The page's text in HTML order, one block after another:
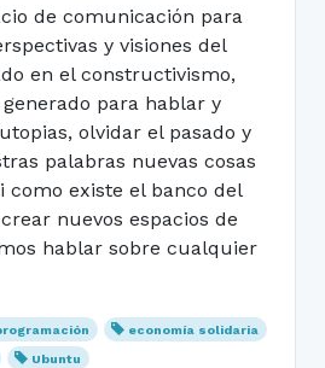
de comunicación para
y visiones del
en el constructivismo,
para hablar y
olvidar el pasado y
palabras nuevas cosas
como existe el banco del
nuevos espacios de
hablar sobre cualquier
economía solidaria
Ubuntu